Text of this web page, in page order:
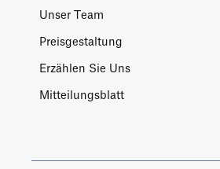
Unser Team
Preisgestaltung
Erzählen Sie Uns
Mitteilungsblatt